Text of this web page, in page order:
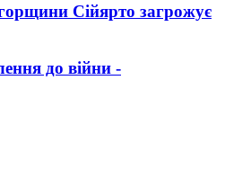
Сійярто загрожує
до війни -